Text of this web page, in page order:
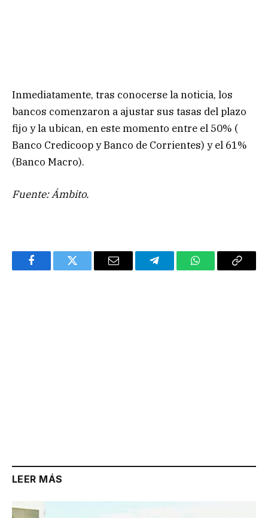
Inmediatamente, tras conocerse la noticia, los
bancos comenzaron a ajustar sus tasas del plazo
fijo y la ubican, en este momento entre el 50% (
Banco Credicoop y Banco de Corrientes) y el 61%
(Banco Macro).
Fuente: Ámbito.
FacebookTwitter Email TelegramWhatsAppCopy
LEER MÁS